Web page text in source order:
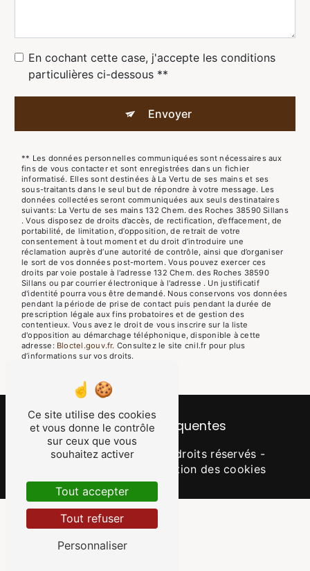
En cochant cette case, j'accepte les conditions
particulières ci-dessous **
Envoyer
** Les données personnelles communiquées sont nécessaires aux
fins de vous contacter et sont enregistrées dans un fichier
informatisé. Elles sont destinées à La Vertu de ses mains et ses
sous-traitants dans le seul but de répondre à votre message. Les
données collectées seront communiquées aux seuls destinataires
suivants: La Vertu de ses mains 132 Chem. des Roches 38590 Sillans
. Vous disposez de droits d’accès, de rectification, d’effacement, de
portabilité, de limitation, d’opposition, de retrait de votre
consentement à tout moment et du droit d’introduire une
réclamation auprès d’une autorité de contrôle, ainsi que d’organiser
le sort de vos données post-mortem. Vous pouvez exercer ces
droits par voie postale à l'adresse 132 Chem. des Roches 38590
Sillans ou par courrier électronique à l'adresse . Un justificatif
d'identité pourra vous être demandé. Nous conservons vos données
pendant la période de prise de contact puis pendant la durée de
prescription légale aux fins probatoires et de gestion des
contentieux. Vous avez le droit de vous inscrire sur la liste
d'opposition au démarchage téléphonique, disponible à cette
adresse:
Bloctel.gouv.fr. Consultez le site cnil.fr pour plus
d’informations sur vos droits.
Recherches fréquentes
©Vistalid- 2026 - Tous droits réservés -
Gestion des cookies
Ce site utilise des cookies
et vous donne le contrôle
sur ceux que vous
souhaitez activer
Tout accepter
Tout refuser
Personnaliser